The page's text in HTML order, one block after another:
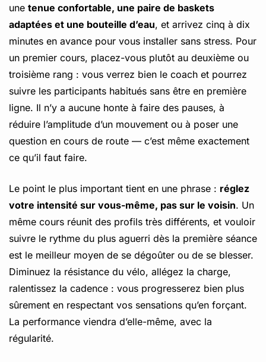
une tenue confortable, une paire de baskets
adaptées et une bouteille d’eau, et arrivez cinq à dix
minutes en avance pour vous installer sans stress. Pour
un premier cours, placez-vous plutôt au deuxième ou
troisième rang : vous verrez bien le coach et pourrez
suivre les participants habitués sans être en première
ligne. Il n’y a aucune honte à faire des pauses, à
réduire l’amplitude d’un mouvement ou à poser une
question en cours de route — c’est même exactement
ce qu’il faut faire.
Le point le plus important tient en une phrase : réglez
votre intensité sur vous-même, pas sur le voisin. Un
même cours réunit des profils très différents, et vouloir
suivre le rythme du plus aguerri dès la première séance
est le meilleur moyen de se dégoûter ou de se blesser.
Diminuez la résistance du vélo, allégez la charge,
ralentissez la cadence : vous progresserez bien plus
sûrement en respectant vos sensations qu’en forçant.
La performance viendra d’elle-même, avec la
régularité.